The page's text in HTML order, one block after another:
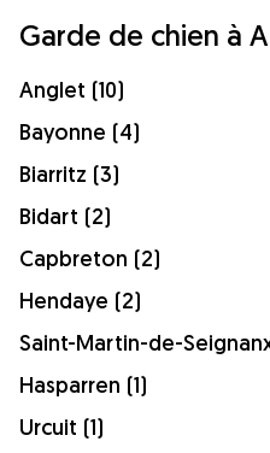
Garde de chien à
Anglet (10)
Bayonne (4)
Biarritz (3)
Bidart (2)
Capbreton (2)
Hendaye (2)
Saint-Martin-de-
Hasparren (1)
Urcuit (1)